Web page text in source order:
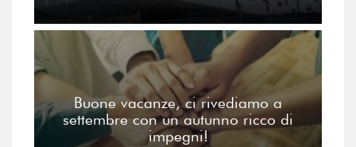
Buone vacanze, ci rivediamo a
settembre con un autunno ricco di
impegni!